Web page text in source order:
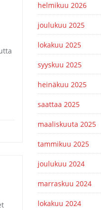
helmikuu 2026
joulukuu 2025
lokakuu 2025
syyskuu 2025
heinäkuu 2025
saattaa 2025
maaliskuuta 2025
tammikuu 2025
joulukuu 2024
marraskuu 2024
lokakuu 2024